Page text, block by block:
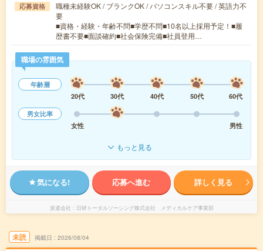
応募資格
職種未経験OK / ブランクOK / パソコンスキル不要 / 英語力不
要
■資格・経験・年齢不問■学歴不問■10名以上採用予定！■履
歴書不要■面談確約■社会保険完備■社員登用…
職場の雰囲気
年齢層
20代
30代 40代 50代
60代
男女比率
女性
男性
もっと見る
気になる! 応募へ進む 詳しく見る
派遣会社 日研トータルソーシング株式会社 メディカルケア事業部
未読 掲載日 2026/08/04